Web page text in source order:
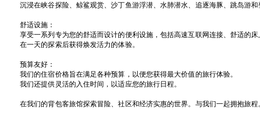
沉浸在峡谷探险、鲸鲨观赏、沙丁鱼游浮潜、水肺潜水、追逐海豚、跳岛游和
舒适设施：
享受一系列专为您的舒适而设计的便利设施，包括高速互联网连接、舒适的
在一天的探索后获得焕发活力的体验。
预算友好：
我们的住宿价格旨在满足各种预算，以便您获得最大价值的旅行体验。
我们还提供灵活的入住时间，以适应您的旅行日程。
在我们的背包客旅馆探索冒险、社区和经济实惠的世界。与我们一起拥抱旅程